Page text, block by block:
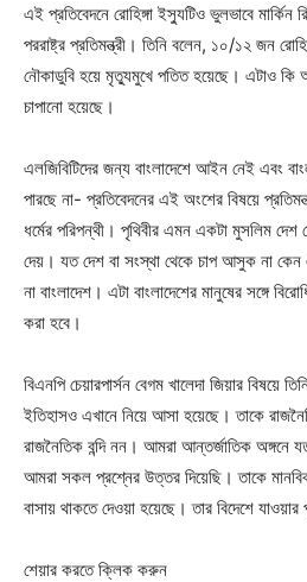
এই প্রতিবেদনে রোহিঙ্গা ইস্যুটিও ভুলভাবে মার্কিন
পররাষ্ট্র প্রতিমন্ত্রী। তিনি বলেন, ১০/১২ জন
নৌকাডুবি হয়ে মৃত্যুমুখে পতিত হয়েছে। এটাও কি
চাপানো হয়েছে।
এলজিবিটিদের জন্য বাংলাদেশে আইন নেই এবং
পারছে না- প্রতিবেদনের এই অংশের বিষয়ে
ধর্মের পরিপন্থী। পৃথিবীর এমন একটা মুসলিম দেশ
দেয়। যত দেশ বা সংস্থা থেকে চাপ আসুক না কেন
না বাংলাদেশ। এটা বাংলাদেশের মানুষের সঙ্গে
করা হবে।
বিএনপি চেয়ারপার্সন বেগম খালেদা জিয়ার বিষয়ে
ইতিহাসও এখানে নিয়ে আসা হয়েছে। তাকে
রাজনৈতিক বন্দি নন। আমরা আন্তর্জাতিক অঙ্গনে
আমরা সকল প্রশ্নের উত্তর দিয়েছি। তাকে
বাসায় থাকতে দেওয়া হয়েছে। তার বিদেশে
শেয়ার করতে ক্লিক করুন